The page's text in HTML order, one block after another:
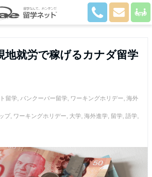
地就労で稼げるカナダ留学
留学, バンクーバー留学, ワーキングホリデー, 海外
プ, ワーキングホリデー, 大学, 海外進学, 留学, 語学,